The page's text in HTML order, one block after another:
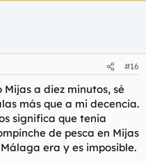
#16
Mijas a diez minutos, sé
más que a mi decencia.
significa que tenia
de pesca en Mijas
era y es imposible.